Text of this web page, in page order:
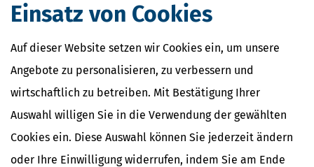
Einsatz von Cookies
Auf dieser Website setzen wir Cookies ein, um unsere
Angebote zu personalisieren, zu verbessern und
wirtschaftlich zu betreiben. Mit Bestätigung Ihrer
Auswahl willigen Sie in die Verwendung der gewählten
Cookies ein. Diese Auswahl können Sie jederzeit ändern
oder Ihre Einwilligung widerrufen, indem Sie am Ende
eine fehlende IdNr des Kindes beim Berechtigten zu erfragen.
diesem Fall soll die Familienkasse die IdNr über das ADI bzw. über
über das MAV ermitteln, kann die Familienkasse das Kindergeld
aus Billigkeitsgründen nach§ 163 AOfestsetzen; das verstorbene
Kind ist durch Vorlage einer Kopie der Sterbeurkunde zu
identifizieren.
Ähnliche Themen